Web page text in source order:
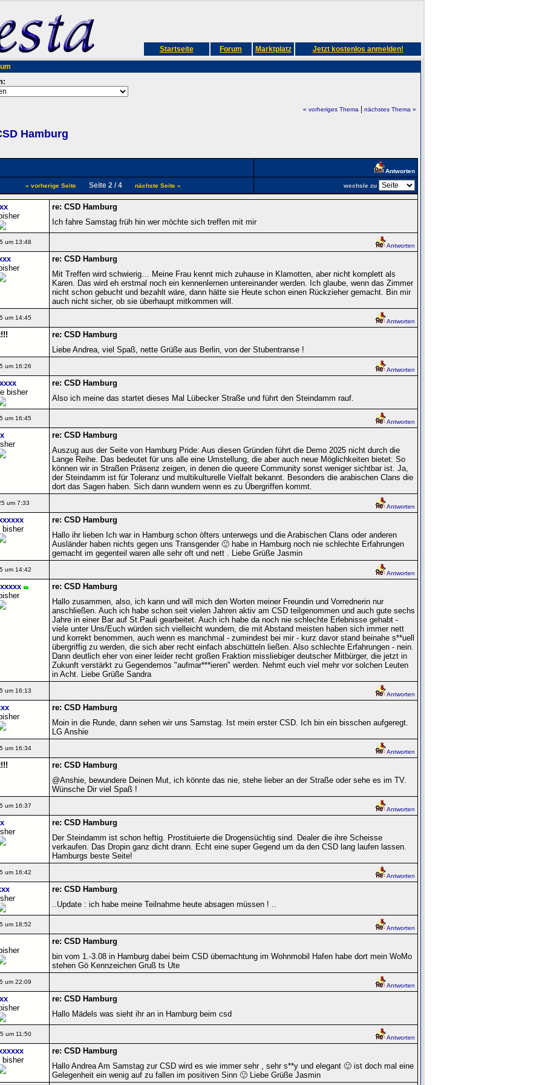
Startseite Forum Marktplatz Jetzt kostenlos anmelden!
« vorheriges Thema| nächstes Thema »
Hamburg
Antworten
« vorherige Seite Seite 2 / 4 nächste Seite » wechsle zu
re: CSD Hamburg
Ich fahre Samstag früh hin wer möchte sich treffen mit mir
um 13:48
Antworten
re: CSD Hamburg
Mit Treffen wird schwierig… Meine Frau kennt mich zuhause in Klamotten, aber nicht komplett als
Karen. Das wird eh erstmal noch ein kennenlernen untereinander werden. Ich glaube, wenn das Zimmer
nicht schon gebucht und bezahlt wäre, dann hätte sie Heute schon einen Rückzieher gemacht. Bin mir
auch nicht sicher, ob sie überhaupt mitkommen will.
um 14:45
Antworten
re: CSD Hamburg
Liebe Andrea, viel Spaß, nette Grüße aus Berlin, von der Stubentranse !
um 16:26
Antworten
bisher
re: CSD Hamburg
Also ich meine das startet dieses Mal Lübecker Straße und führt den Steindamm rauf.
um 16:45
Antworten
re: CSD Hamburg
Auszug aus der Seite von Hamburg Pride: Aus diesen Gründen führt die Demo 2025 nicht durch die
Lange Reihe. Das bedeutet für uns alle eine Umstellung, die aber auch neue Möglichkeiten bietet: So
können wir in Straßen Präsenz zeigen, in denen die queere Community sonst weniger sichtbar ist. Ja,
der Steindamm ist für Toleranz und multikulturelle Vielfalt bekannt. Besonders die arabischen Clans die
dort das Sagen haben. Sich dann wundern wenn es zu Übergriffen kommt.
um 7:33
Antworten
bisher
re: CSD Hamburg
Hallo ihr lieben Ich war in Hamburg schon öfters unterwegs und die Arabischen Clans oder anderen
Ausländer haben nichts gegen uns Transgender 🙂 habe in Hamburg noch nie schlechte Erfahrungen
gemacht im gegenteil waren alle sehr oft und nett . Liebe Grüße Jasmin
um 14:42
Antworten
re: CSD Hamburg
Hallo zusammen, also, ich kann und will mich den Worten meiner Freundin und Vorrednerin nur
anschließen. Auch ich habe schon seit vielen Jahren aktiv am CSD teilgenommen und auch gute sechs
Jahre in einer Bar auf St.Pauli gearbeitet. Auch ich habe da noch nie schlechte Erlebnisse gehabt -
viele unter Uns/Euch würden sich vielleicht wundern, die mit Abstand meisten haben sich immer nett
und korrekt benommen, auch wenn es manchmal - zumindest bei mir - kurz davor stand beinahe s**uell
übergriffig zu werden, die sich aber recht einfach abschütteln ließen. Also schlechte Erfahrungen - nein.
Dann deutlich eher von einer leider recht großen Fraktion missliebiger deutscher Mitbürger, die jetzt in
Zukunft verstärkt zu Gegendemos "aufmar***ieren" werden. Nehmt euch viel mehr vor solchen Leuten
in Acht. Liebe Grüße Sandra
um 16:13
Antworten
re: CSD Hamburg
Moin in die Runde, dann sehen wir uns Samstag. Ist mein erster CSD. Ich bin ein bisschen aufgeregt.
LG Anshie
um 16:34
Antworten
re: CSD Hamburg
@Anshie, bewundere Deinen Mut, ich könnte das nie, stehe lieber an der Straße oder sehe es im TV.
Wünsche Dir viel Spaß !
um 16:37
Antworten
re: CSD Hamburg
Der Steindamm ist schon heftig. Prostituierte die Drogensüchtig sind. Dealer die ihre Scheisse
verkaufen. Das Dropin ganz dicht drann. Echt eine super Gegend um da den CSD lang laufen lassen.
Hamburgs beste Seite!
um 16:42
Antworten
re: CSD Hamburg
..Update : ich habe meine Teilnahme heute absagen müssen ! ..
um 18:52
Antworten
re: CSD Hamburg
bin vom 1.-3.08 in Hamburg dabei beim CSD übernachtung im Wohnmobil Hafen habe dort mein WoMo
stehen Gö Kennzeichen Gruß ts Ute
um 22:09
Antworten
re: CSD Hamburg
Hallo Mädels was sieht ihr an in Hamburg beim csd
um 11:50
Antworten
bisher
re: CSD Hamburg
Hallo Andrea Am Samstag zur CSD wird es wie immer sehr , sehr s**y und elegant 🙂 ist doch mal eine
Gelegenheit ein wenig auf zu fallen im positiven Sinn 🙂 Liebe Grüße Jasmin